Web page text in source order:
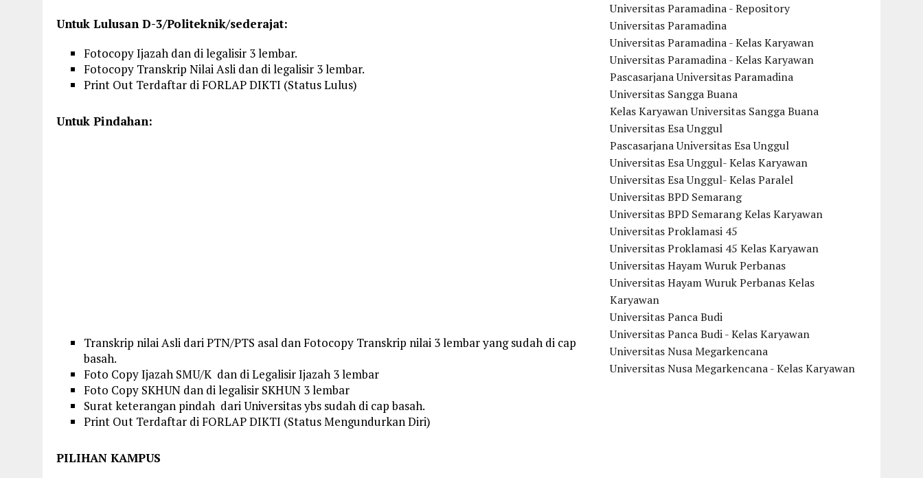
Untuk Lulusan D-3/Politeknik/sederajat:
Fotocopy Ijazah dan di legalisir 3 lembar.
Fotocopy Transkrip Nilai Asli dan di legalisir 3 lembar.
Print Out Terdaftar di FORLAP DIKTI (Status Lulus)
Untuk Pindahan:
Transkrip nilai Asli dari PTN/PTS asal dan Fotocopy Transkrip nilai 3 lembar yang sudah di cap
basah.
Foto Copy Ijazah SMU/K dan di Legalisir Ijazah 3 lembar
Foto Copy SKHUN dan di legalisir SKHUN 3 lembar
Surat keterangan pindah dari Universitas ybs sudah di cap basah.
Print Out Terdaftar di FORLAP DIKTI (Status Mengundurkan Diri)
PILIHAN KAMPUS
Universitas Paramadina - Repository
Universitas Paramadina
Universitas Paramadina - Kelas Karyawan
Universitas Paramadina - Kelas Karyawan
Pascasarjana Universitas Paramadina
Universitas Sangga Buana
Kelas Karyawan Universitas Sangga Buana
Universitas Esa Unggul
Pascasarjana Universitas Esa Unggul
Universitas Esa Unggul- Kelas Karyawan
Universitas Esa Unggul- Kelas Paralel
Universitas BPD Semarang
Universitas BPD Semarang Kelas Karyawan
Universitas Proklamasi 45
Universitas Proklamasi 45 Kelas Karyawan
Universitas Hayam Wuruk Perbanas
Universitas Hayam Wuruk Perbanas Kelas
Karyawan
Universitas Panca Budi
Universitas Panca Budi - Kelas Karyawan
Universitas Nusa Megarkencana
Universitas Nusa Megarkencana - Kelas Karyawan